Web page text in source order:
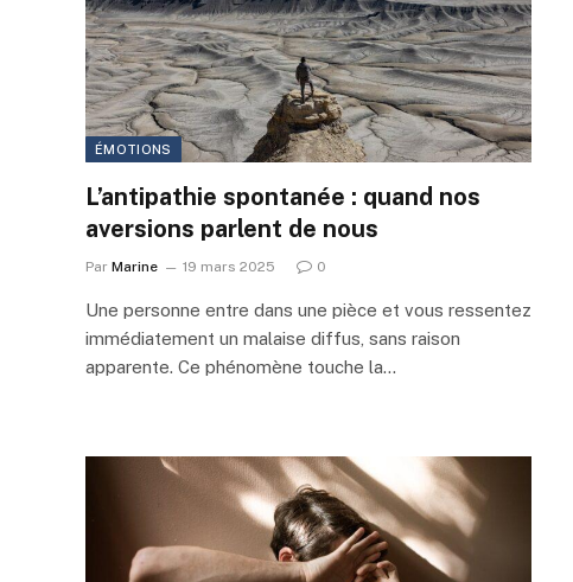
ÉMOTIONS
L’antipathie spontanée : quand nos
aversions parlent de nous
Par Marine 19 mars 2025 0
Une personne entre dans une pièce et vous ressentez
immédiatement un malaise diffus, sans raison
apparente. Ce phénomène touche la…